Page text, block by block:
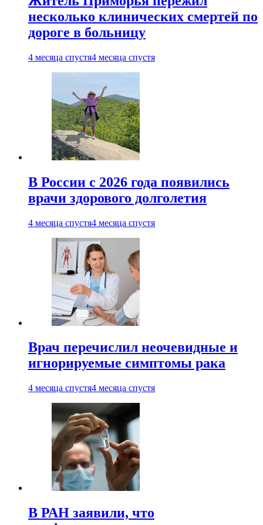
несколько клинических смертей по
дороге в больницу
4 месяца спустя4 месяца спустя
В России с 2026 года появились
врачи здорового долголетия
4 месяца спустя4 месяца спустя
Врач перечислил неочевидные и
игнорируемые симптомы рака
4 месяца спустя4 месяца спустя
В РАН заявили, что